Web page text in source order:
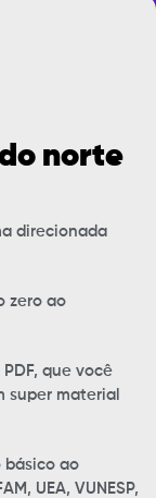
norte
direcionada
zero ao
que você
super material
básico ao
UEA, VUNESP,